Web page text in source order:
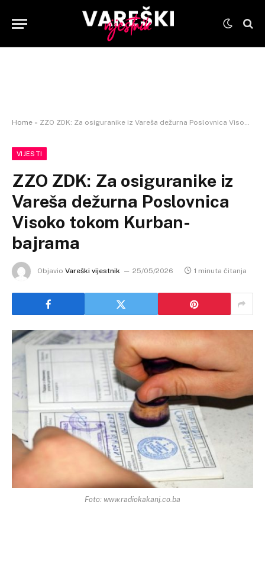
Home » ZZO ZDK: Za osiguranike iz Vareša dežurna Poslovnica Visoko tokom Kurban-bajrama
VIJESTI
ZZO ZDK: Za osiguranike iz
Vareša dežurna Poslovnica
Visoko tokom Kurban-
bajrama
Objavio Vareški vijestnik 25/05/2026 1 minuta čitanja
Foto: www.radiokakanj.co.ba